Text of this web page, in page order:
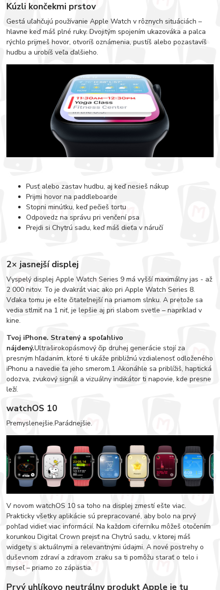
Kúzli končekmi prstov
Gestá uľahčujú používanie Apple Watch v rôznych situáciách –
hlavne keď máš plné ruky. Dvojitým spojením ukazováka a palca
rýchlo prijmeš hovor, otvoríš oznámenia, pustíš alebo pozastavíš
hudbu a urobíš veľa ďalšieho.
Pusť alebo zastav hudbu, aj keď nesieš nákup
Prijmi hovor na paddleboarde
Stopni minútku, keď pečieš tortu
Odpovedz na správu pri venčení psa
Prejdi si Chytrú sadu, keď máš dieťa v náručí
2× jasnejší displej
Vyspelý displej Apple Watch Series 9 má vyšší maximálny jas - až
2 000 nitov. To je dvakrát viac ako pri Apple Watch Series 8.
Vďaka tomu je ešte čitateľnejší na priamom slnku. A pretože sa
vedia stlmiť na 1 niť, je lepšie aj pri slabom svetle – napríklad v
kine.
Tvoj iPhone. Stratený a spoľahlivo
nájdený.Ultraširokopásmový čip druhej generácie stojí za
presným hľadaním, ktoré ti ukáže približnú vzdialenosť odloženého
iPhonu a navedie ťa jeho smerom.1 Akonáhle sa priblížiš, haptická
odozva, zvukový signál a vizuálny indikátor ti napovie, kde presne
leží.
watchOS 10
Premyslenejšie.Parádnejšie.
V novom watchOS 10 sa toho na displej zmestí ešte viac.
Prakticky všetky aplikácie sú prepracované, aby bolo na prvý
pohľad vidieť viac informácií. Na každom ciferníku môžeš otočením
korunkou Digital Crown prejsť na Chytrú sadu, v ktorej máš
widgety s aktuálnymi a relevantnými údajmi. A nové postrehy o
duševnom zdraví a zdravom zraku sa ti pomôžu starať o telo i
myseľ – priamo zo zápästia.
Prvý uhlíkovo neutrálny produkt Apple je tu